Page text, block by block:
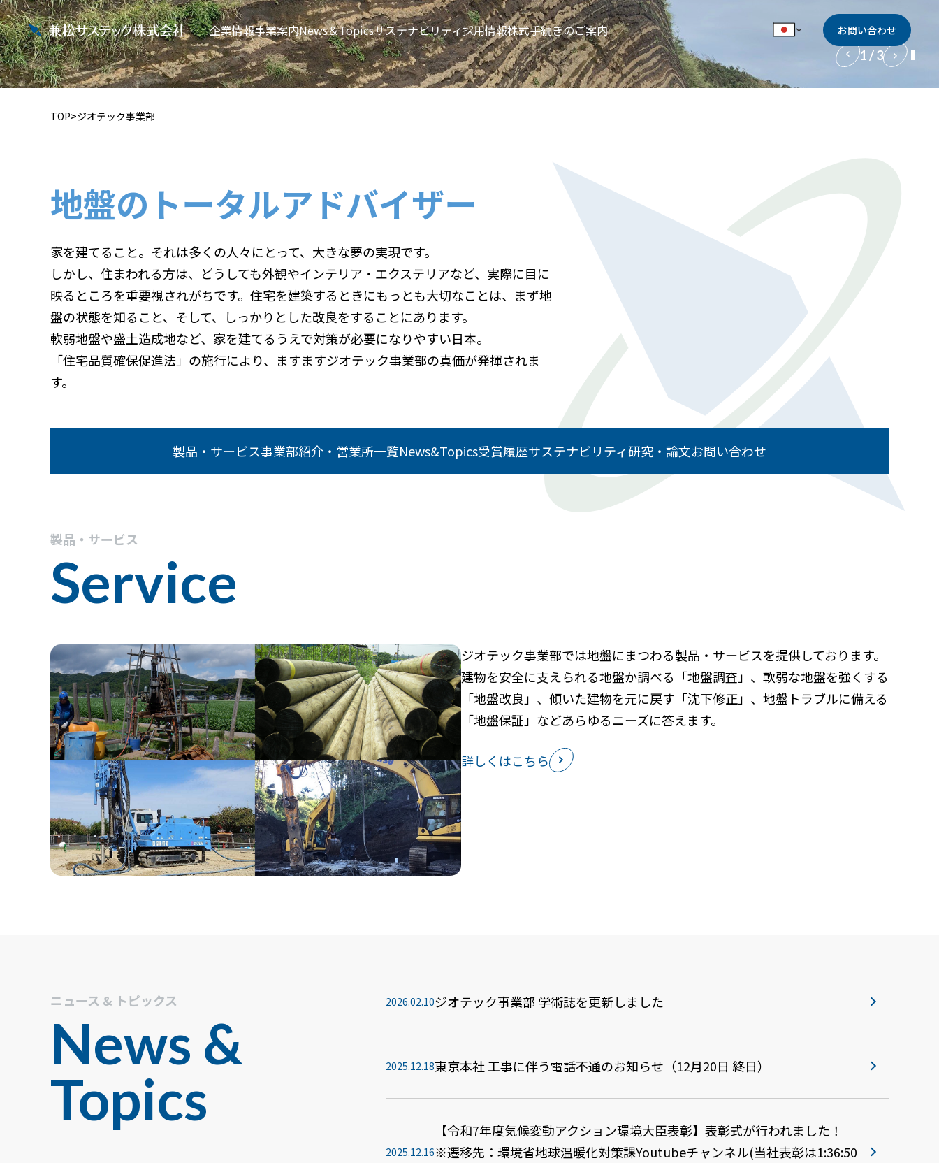
企業情報事業案内News＆Topicsサステナビリティ採用情報株式手続きのご案内 お問い合わせ
1 / 3
TOP ジオテック事業部
地盤のトータルアドバイザー
家を建てること。それは多くの人々にとって、大きな夢の実現です。
しかし、住まわれる方は、どうしても外観やインテリア・エクステリアなど、実際に目に
映るところを重要視されがちです。住宅を建築するときにもっとも大切なことは、まず地
盤の状態を知ること、そして、しっかりとした改良をすることにあります。
軟弱地盤や盛土造成地など、家を建てるうえで対策が必要になりやすい日本。
「住宅品質確保促進法」の施行により、ますますジオテック事業部の真価が発揮されま
す。
製品・サービス事業部紹介・営業所一覧News&Topics受賞履歴サステナビリティ研究・論文お問い合わせ
製品・サービス
Service
ジオテック事業部では地盤にまつわる製品・サービスを提供しております。
建物を安全に支えられる地盤か調べる「地盤調査」、軟弱な地盤を強くする
「地盤改良」、傾いた建物を元に戻す「沈下修正」、地盤トラブルに備える
「地盤保証」などあらゆるニーズに答えます。
詳しくはこちら
ニュース & トピックス
News &
Topics
2026.02.10ジオテック事業部 学術誌を更新しました
2025.12.18東京本社 工事に伴う電話不通のお知らせ（12月20日 終日）
2025.12.16
【令和7年度気候変動アクション環境大臣表彰】表彰式が行われました！
※遷移先：環境省地球温暖化対策課Youtubeチャンネル(当社表彰は1:36:50